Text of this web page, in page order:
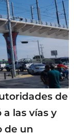
de
las vías y
de un